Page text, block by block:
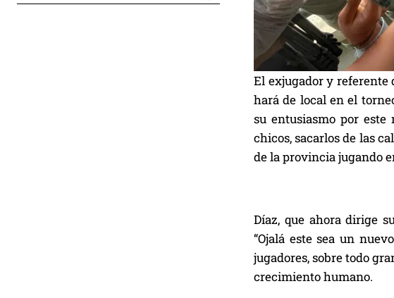
El exjugador y referente
hará de local en el
su entusiasmo por este
chicos, sacarlos de las
de la provincia jugando
Díaz, que ahora dirige
“Ojalá este sea un
jugadores, sobre todo
crecimiento humano.